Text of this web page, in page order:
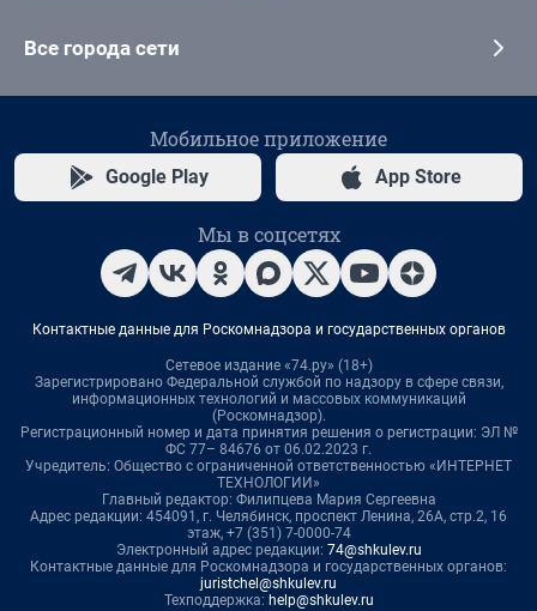
Все города сети
Мобильное приложение
Google Play App Store
Мы в соцсетях
Контактные данные для Роскомнадзора и государственных органов
Сетевое издание «74.ру» (18+)
Зарегистрировано Федеральной службой по надзору в сфере связи,
информационных технологий и массовых коммуникаций
(Роскомнадзор).
Регистрационный номер и дата принятия решения о регистрации: ЭЛ №
ФС 77– 84676 от 06.02.2023 г.
Учредитель: Общество с ограниченной ответственностью «ИНТЕРНЕТ
ТЕХНОЛОГИИ»
Главный редактор: Филипцева Мария Сергеевна
Адрес редакции: 454091, г. Челябинск, проспект Ленина, 26А, стр.2, 16
этаж, +7 (351) 7-0000-74
Электронный адрес редакции: 74@shkulev.ru
Контактные данные для Роскомнадзора и государственных органов:
juristchel@shkulev.ru
Техподдержка: help@shkulev.ru